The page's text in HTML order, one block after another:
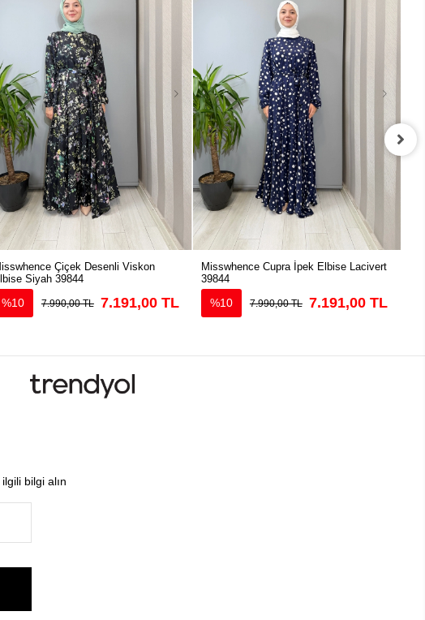
Çiçek Desenli Viskon
Siyah 39844
%10 7.990,00 TL 7.191,00 TL
Misswhence Cupra İpek Elbise Lacivert
39844
%10 7.990,00 TL 7.191,00 TL
bilgi alın